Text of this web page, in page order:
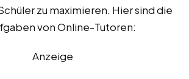
zu maximieren. Hier sind die
von Online-Tutoren:
Anzeige